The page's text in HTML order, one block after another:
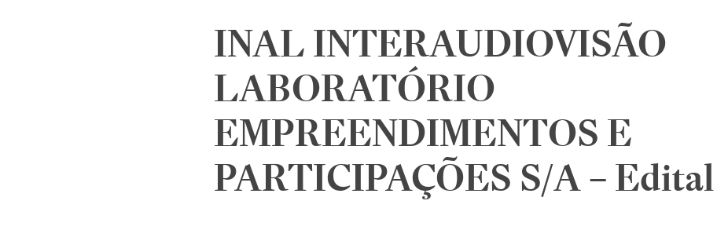
INAL INTERAUDIOVISÃO
LABORATÓRIO
EMPREENDIMENTOS E
PARTICIPAÇÕES S/A – Edital